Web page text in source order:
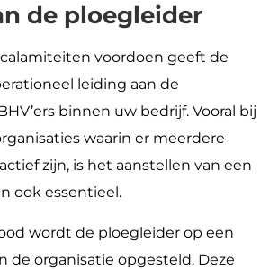
de ploegleider
voordoen geeft de
leiding aan de
binnen uw bedrijf. Vooral bij
waarin er meerdere
zijn, is het aanstellen van een
ook essentieel.
wordt de ploegleider op een
de organisatie opgesteld. Deze